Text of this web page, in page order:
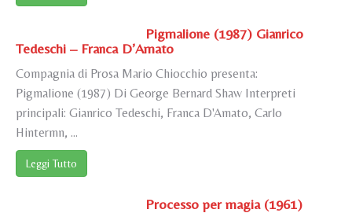
Pigmalione (1987) Gianrico
Tedeschi – Franca D’Amato
Compagnia di Prosa Mario Chiocchio presenta:
Pigmalione (1987) Di George Bernard Shaw Interpreti
principali: Gianrico Tedeschi, Franca D'Amato, Carlo
Hintermn, ...
Leggi Tutto
Processo per magia (1961)